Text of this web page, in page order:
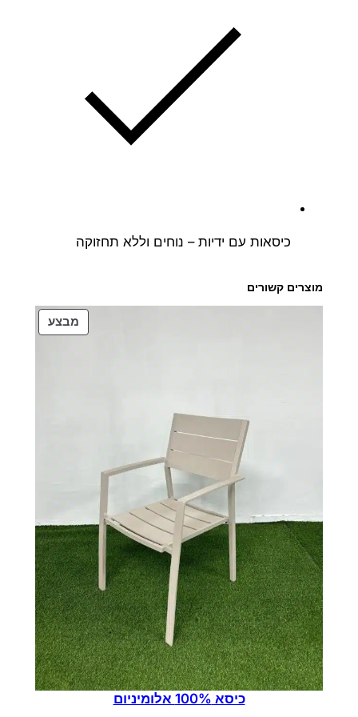
כיסאות עם ידיות – נוחים וללא תחזוקה
מוצרים קשורים
מבצעמוצרים
במבצע
כיסא 100% אלומיניום